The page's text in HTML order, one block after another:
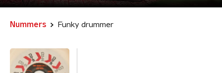
Nummers Funky drummer